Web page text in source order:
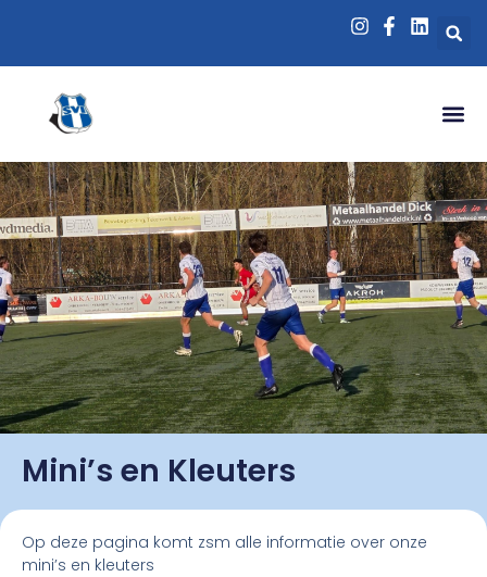
Mini’s en Kleuters
Op deze pagina komt zsm alle informatie over onze
mini’s en kleuters